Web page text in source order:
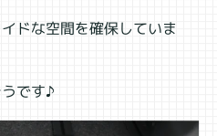
ドな空間を確保していま
です♪